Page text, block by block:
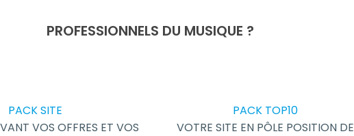
PROFESSIONNELS DU MUSIQUE ?
PACK SITE
VOS OFFRES ET VOS
PACK TOP10
VOTRE SITE EN PÔLE POSITION DE